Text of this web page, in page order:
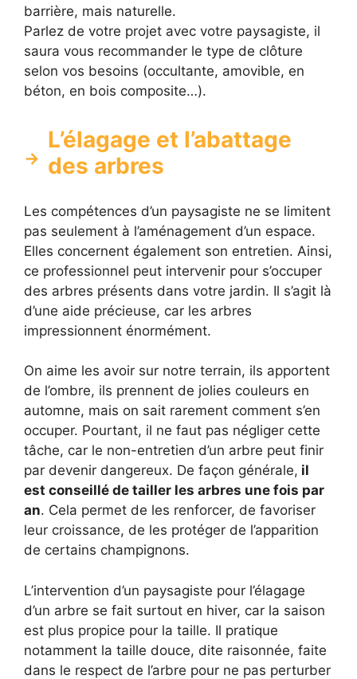
barrière, mais naturelle.
Parlez de votre projet avec votre paysagiste, il
saura vous recommander le type de clôture
selon vos besoins (occultante, amovible, en
béton, en bois composite…).
L’élagage et l’abattage
des arbres
Les compétences d’un paysagiste ne se limitent
pas seulement à l’aménagement d’un espace.
Elles concernent également son entretien. Ainsi,
ce professionnel peut intervenir pour s’occuper
des arbres présents dans votre jardin. Il s’agit là
d’une aide précieuse, car les arbres
impressionnent énormément.
On aime les avoir sur notre terrain, ils apportent
de l’ombre, ils prennent de jolies couleurs en
automne, mais on sait rarement comment s’en
occuper. Pourtant, il ne faut pas négliger cette
tâche, car le non-entretien d’un arbre peut finir
par devenir dangereux. De façon générale, il
est conseillé de tailler les arbres une fois par
an. Cela permet de les renforcer, de favoriser
leur croissance, de les protéger de l’apparition
de certains champignons.
L’intervention d’un paysagiste pour l’élagage
d’un arbre se fait surtout en hiver, car la saison
est plus propice pour la taille. Il pratique
notamment la taille douce, dite raisonnée, faite
dans le respect de l’arbre pour ne pas perturber